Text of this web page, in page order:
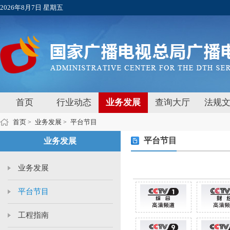
2026年8月7日 星期五
首页 行业动态 业务发展 查询大厅 法规
首页 > 业务发展 > 平台节目
业务发展
业务发展
平台节目
工程指南
平台节目